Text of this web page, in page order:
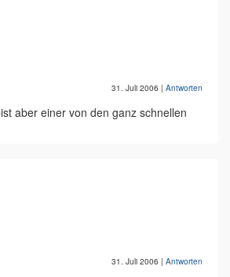
31. Juli 2006 | Antworten
aber einer von den ganz schnellen
31. Juli 2006 | Antworten